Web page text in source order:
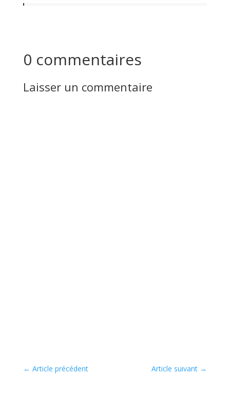
0 commentaires
Laisser un commentaire
← Article précédent Article suivant →